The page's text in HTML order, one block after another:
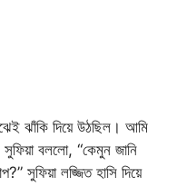
ঝাঁকি দিয়ে উঠছিল। আমি
বললো, “কেমুন জানি
সুফিয়া লজ্জিত হাসি দিয়ে